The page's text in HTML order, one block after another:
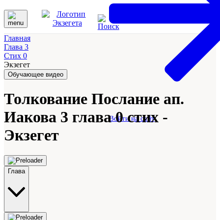
Войти на сайт
Главная
Глава 3
Стих 0
Экзегет
Обучающее видео
Толкование Послание ап.
Иакова 3 глава 0 стих -
Экзегет
Глава